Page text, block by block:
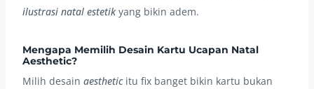
ilustrasi natal estetikyang bikin adem.
Mengapa Memilih Desain Kartu Ucapan Natal
Aesthetic?
Milih desain aestheticitu fix banget bikin kartu bukan